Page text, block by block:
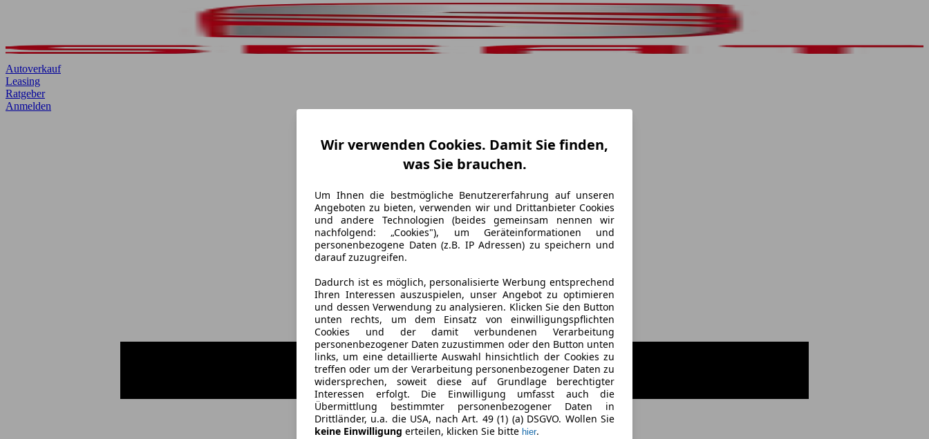
Autoverkauf
Leasing
Ratgeber
Anmelden
Wir verwenden Cookies. Damit Sie finden,
was Sie brauchen.
Um Ihnen die bestmögliche Benutzererfahrung auf unseren
Angeboten zu bieten, verwenden wir und Drittanbieter Cookies
und andere Technologien (beides gemeinsam nennen wir
nachfolgend: „Cookies"), um Geräteinformationen und
personenbezogene Daten (z.B. IP Adressen) zu speichern und
darauf zuzugreifen.
Dadurch ist es möglich, personalisierte Werbung entsprechend
Ihren Interessen auszuspielen, unser Angebot zu optimieren
und dessen Verwendung zu analysieren. Klicken Sie den Button
unten rechts, um dem Einsatz von einwilligungspflichten
Cookies und der damit verbundenen Verarbeitung
personenbezogener Daten zuzustimmen oder den Button unten
links, um eine detaillierte Auswahl hinsichtlich der Cookies zu
treffen oder um der Verarbeitung personenbezogener Daten zu
widersprechen, soweit diese auf Grundlage berechtigter
Interessen erfolgt. Die Einwilligung umfasst auch die
Übermittlung bestimmter personenbezogener Daten in
Drittländer, u.a. die USA, nach Art. 49 (1) (a) DSGVO. Wollen Sie
keine Einwilligung erteilen, klicken Sie bitte hier.